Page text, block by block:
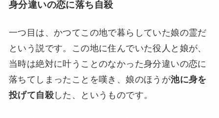
身分違いの恋に落ち自殺
一つ目は、かつてこの地で暮らしていた娘の霊だ
という説です。この地に住んでいた役人と娘が、
当時は絶対に叶うことのなかった身分違いの恋に
落ちてしまったことを嘆き、娘のほうが池に身を
投げて自殺した、というものです。